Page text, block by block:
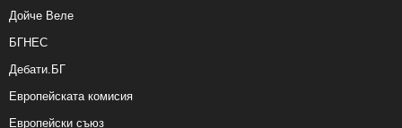
Дойче Веле
БГНЕС
Дебати.БГ
Европейската комисия
Европейски съюз